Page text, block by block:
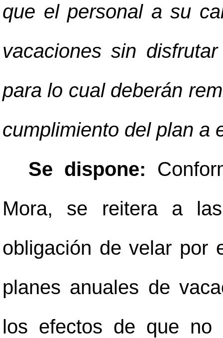
que el personal a su
vacaciones sin
para lo cual deberán
cumplimiento del plan a
Se dispone:
Mora, se reitera a
obligación de velar por
planes anuales de
los efectos de que no